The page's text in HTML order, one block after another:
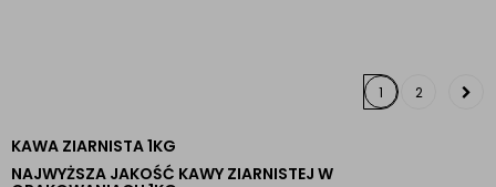
1 2
KAWA ZIARNISTA 1KG
NAJWYŻSZA JAKOŚĆ KAWY ZIARNISTEJ W